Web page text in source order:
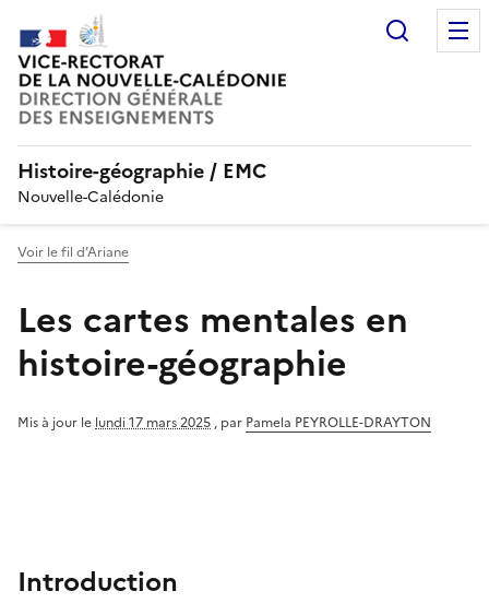
Histoire-géographie / EMC
Nouvelle-Calédonie
Voir le fil d’Ariane
Les cartes mentales en
histoire-géographie
Mis à jour le lundi 17 mars 2025 , par Pamela PEYROLLE-DRAYTON
Introduction